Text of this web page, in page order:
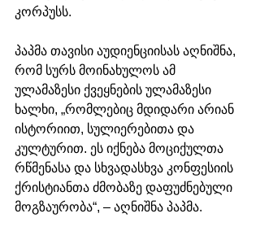
კორპუსს.
პაპმა თავისი აუდიენციისას აღნიშნა,
რომ სურს მოინახულოს ამ
ულამაზესი ქვეყნების ულამაზესი
ხალხი, „რომლებიც მდიდარი არიან
ისტორიით, სულიერებითა და
კულტურით. ეს იქნება მოციქულთა
რწმენასა და სხვადასხვა კონფესიის
ქრისტიანთა ძმობაზე დაფუძნებული
მოგზაურობა“, – აღნიშნა პაპმა.